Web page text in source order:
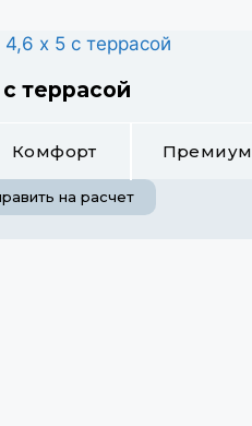
террасой
Комфорт Премиум
на расчет